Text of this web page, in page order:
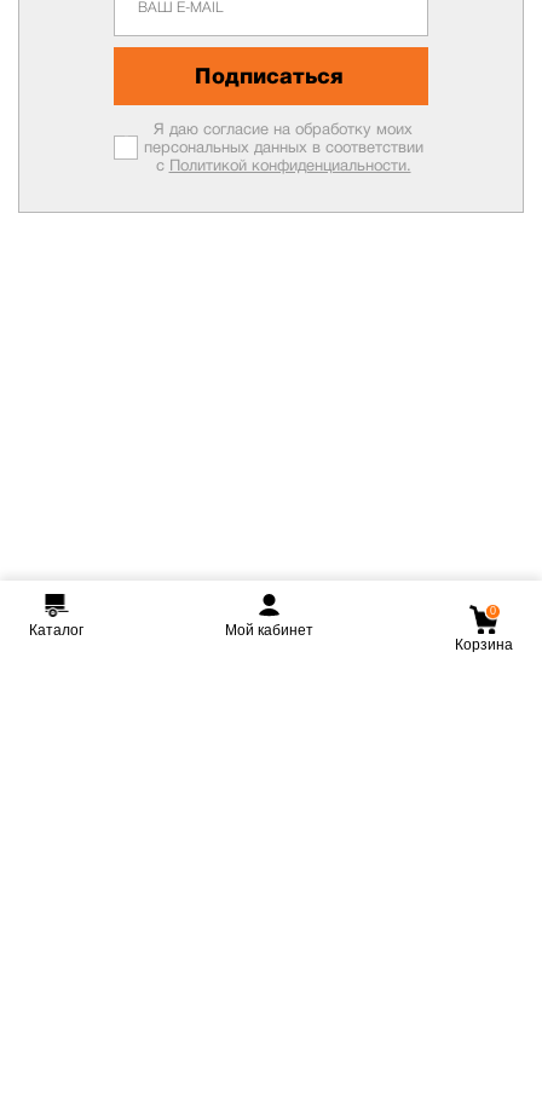
Подписаться
Я даю согласие на обработку моих
персональных данных в соответствии
с Политикой конфиденциальности.
Каталог Мой кабинет
0
Корзина